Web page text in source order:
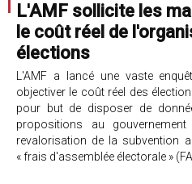
L'AMF sollicite les
le coût réel de
élections
L'AMF a lancé une vaste
objectiver le coût réel des
pour but de disposer de
propositions au
revalorisation de la subvention
« frais d'assemblée électorale »